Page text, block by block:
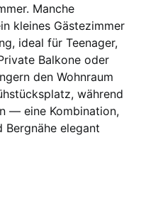
Manche
kleines Gästezimmer
ideal für Teenager,
Balkone oder
den Wohnraum
während
— eine Kombination,
Bergnähe elegant